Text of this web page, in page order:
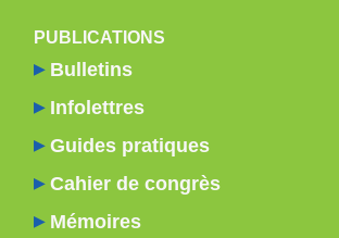
PUBLICATIONS
Bulletins
Infolettres
Guides pratiques
Cahier de congrès
Mémoires